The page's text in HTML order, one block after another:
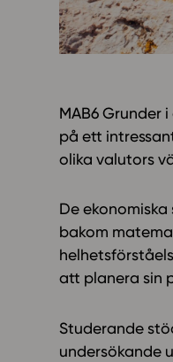
MAB6 Grunder
på ett
olika valutors
De
bakom
att planera sin
Studerande
undersökande